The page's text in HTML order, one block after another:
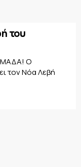
του
Ο
τον Νόα Λεβή